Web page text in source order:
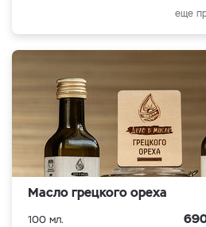
еще
Масло грецкого ореха
100 мл.